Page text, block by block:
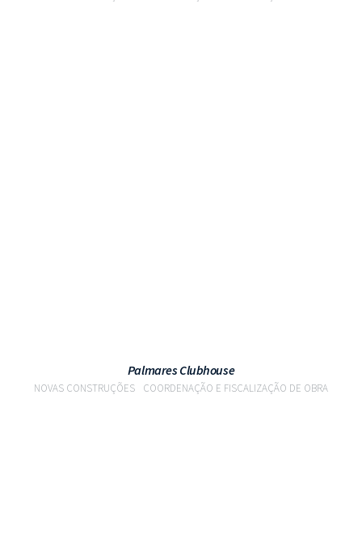
Palmares Clubhouse
NOVAS CONSTRUÇÕES COORDENAÇÃO E FISCALIZAÇÃO DE OBRA